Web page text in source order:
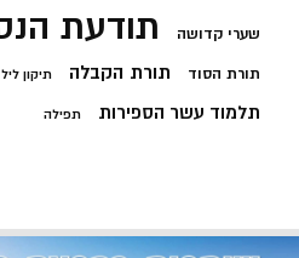
שערי קדושה תודעת
תורת הסוד תורת הקבלה תיקון
תלמוד עשר הספירות תפילה